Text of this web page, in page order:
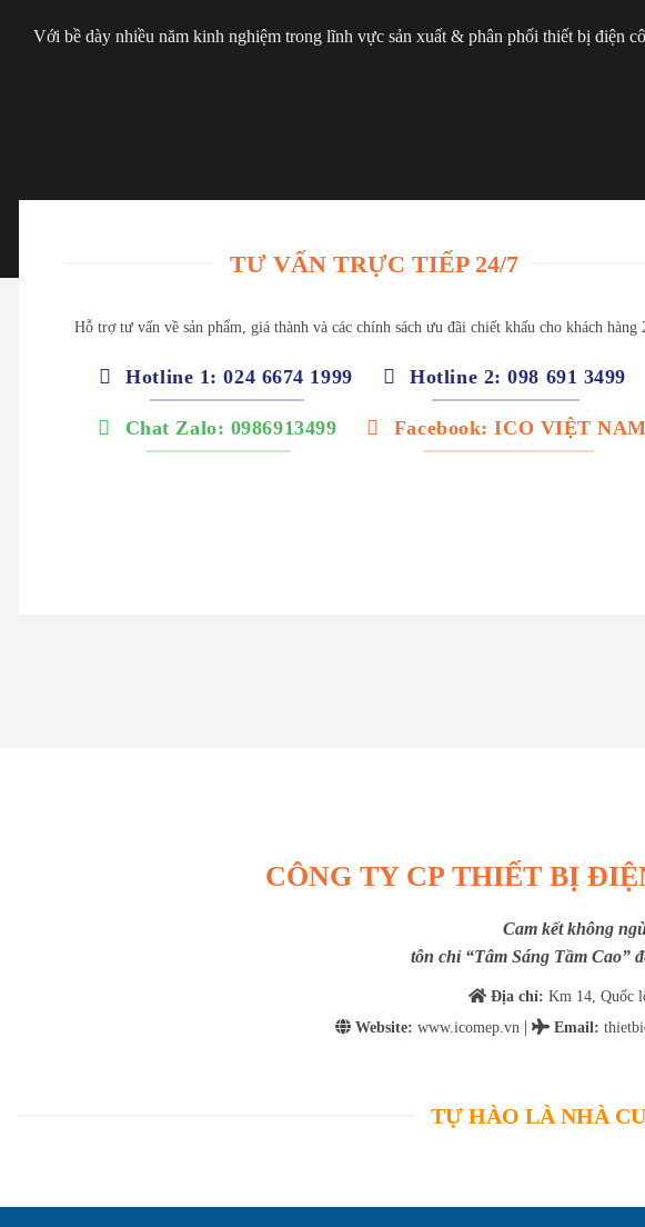
Với bề dày nhiều năm kinh nghiệm trong lĩnh vực sản xuất & phân phối thiết bị điện
TƯ VẤN TRỰC TIẾP 24/7
Hỗ trợ tư vấn về sản phẩm, giá thành và các chính sách ưu đãi chiết khấu cho khách hàng
Hotline 1: 024 6674 1999 Hotline 2: 098 691 3499
Chat Zalo: 0986913499 Facebook: ICO VIỆT NAM
CÔNG TY CP THIẾT BỊ
Cam kết không
tôn chỉ “Tâm Sáng Tầm Cao”
Địa chỉ: Km 14, Quốc
Website: www.icomep.vn | Email:
TỰ HÀO LÀ NHÀ